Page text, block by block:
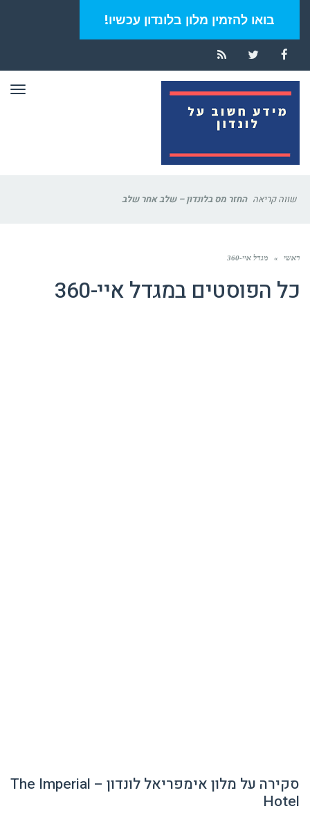
בואו להזמין מלון בלונדון עכשיו!
Facebook
Twitter
RSS
שווה קריאה החזר מס בלונדון – שלב אחר שלב
ראשי » מגדל איי-360
כל הפוסטים במגדל איי-360
סקירה על מלון אימפריאל לונדון – The Imperial
Hotel